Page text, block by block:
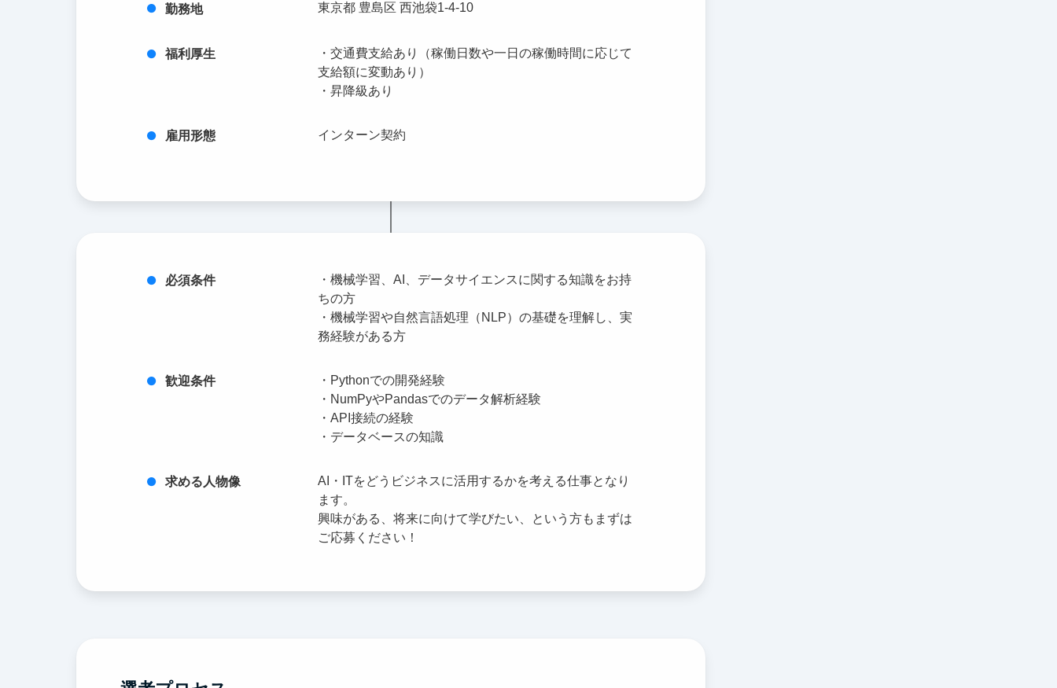
勤務地 東京都 豊島区 西池袋1-4-10
福利厚生
・交通費支給あり（稼働日数や一日の稼働時間に応じて
支給額に変動あり）
・昇降級あり
雇用形態 インターン契約
必須条件
・機械学習、AI、データサイエンスに関する知識をお持
ちの方
・機械学習や自然言語処理（NLP）の基礎を理解し、実
務経験がある方
歓迎条件
・Pythonでの開発経験
・NumPyやPandasでのデータ解析経験
・API接続の経験
・データベースの知識
求める人物像
AI・ITをどうビジネスに活用するかを考える仕事となり
ます。
興味がある、将来に向けて学びたい、という方もまずは
ご応募ください！